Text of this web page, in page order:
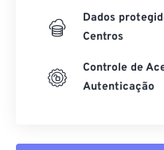
Dados
Centros
Controle de
Autenticação